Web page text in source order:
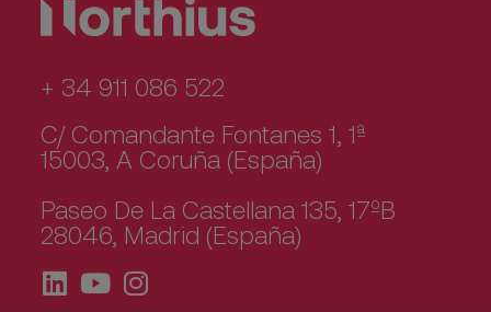
+ 34 911 086 522
C/ Comandante Fontanes 1, 1ª
15003, A Coruña (España)
Paseo De La Castellana 135, 17ºB
28046, Madrid (España)